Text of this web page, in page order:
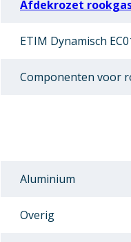
Afdekrozet
ETIM Dynamisch
Componenten voor
Aluminium
Overig